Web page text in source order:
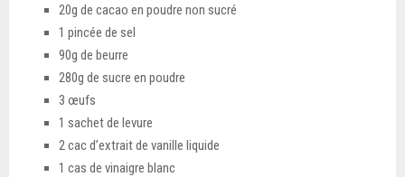
20g de cacao en poudre non sucré
1 pincée de sel
90g de beurre
280g de sucre en poudre
3 œufs
1 sachet de levure
2 cac d’extrait de vanille liquide
1 cas de vinaigre blanc